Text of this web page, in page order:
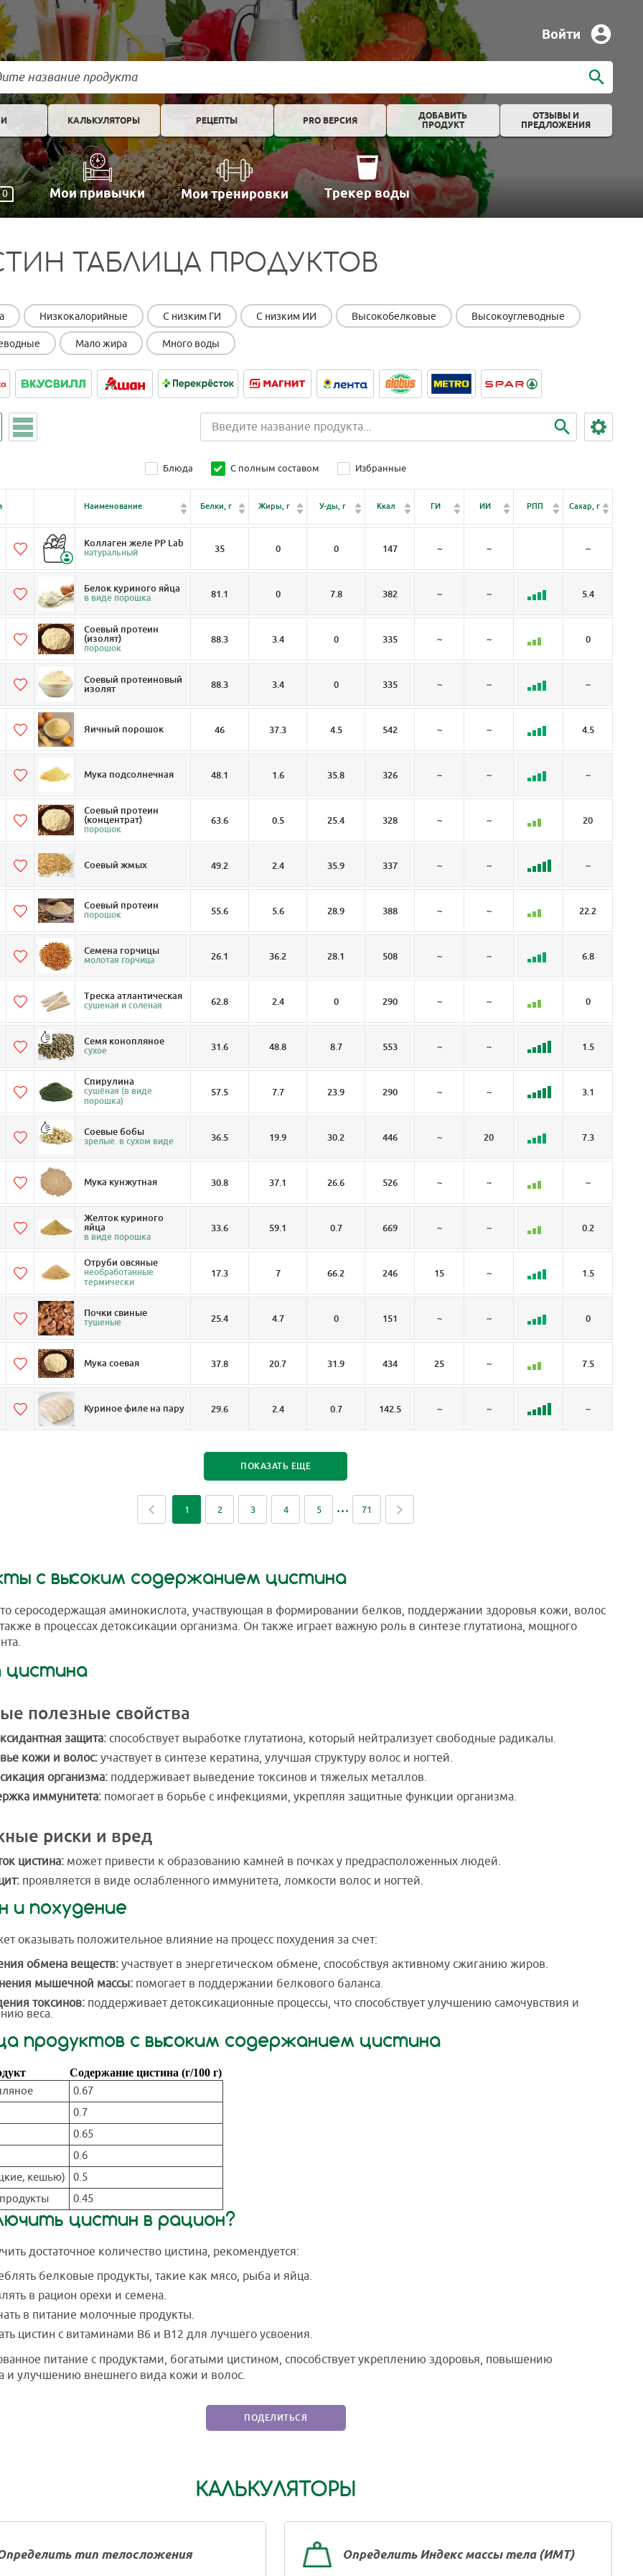
Войти
КАЛЬКУЛЯТОРЫ РЕЦЕПТЫ PRO ВЕРСИЯ
ДОБАВИТЬ
ПРОДУКТ
ОТЗЫВЫ И
ПРЕДЛОЖЕНИЯ
0 Мои привычки Мои тренировки Трекер воды
ТАБЛИЦА ПРОДУКТОВ
Низкокалорийные С низким ГИ С низким ИИ Высокобелковые Высокоуглеводные
Мало жира Много воды
Блюда С полным составом Избранные
Наименование Белки, г Жиры, г У-ды, г Ккал ГИ ИИ РПП Сахар, г
Коллаген желе PP Lab
натуральный 35 0 0 147 ~ ~ ~
Белок куриного яйца
в виде порошка 81.1 0 7.8 382 ~ ~ 5.4
Соевый протеин
(изолят)
порошок
88.3 3.4 0 335 ~ ~ 0
Соевый протеиновый
изолят 88.3 3.4 0 335 ~ ~ ~
Яичный порошок 46 37.3 4.5 542 ~ ~ 4.5
Мука подсолнечная 48.1 1.6 35.8 326 ~ ~ ~
Соевый протеин
(концентрат)
порошок
63.6 0.5 25.4 328 ~ ~ 20
Соевый жмых 49.2 2.4 35.9 337 ~ ~ ~
Соевый протеин
порошок 55.6 5.6 28.9 388 ~ ~ 22.2
Семена горчицы
молотая горчица 26.1 36.2 28.1 508 ~ ~ 6.8
Треска атлантическая
сушеная и соленая 62.8 2.4 0 290 ~ ~ 0
Семя конопляное
сухое 31.6 48.8 8.7 553 ~ ~ 1.5
Спирулина
сушёная (в виде
порошка)
57.5 7.7 23.9 290 ~ ~ 3.1
Соевые бобы
зрелые. в сухом виде 36.5 19.9 30.2 446 ~ 20 7.3
Мука кунжутная 30.8 37.1 26.6 526 ~ ~ ~
Желток куриного
яйца
в виде порошка
33.6 59.1 0.7 669 ~ ~ 0.2
Отруби овсяные
необработанные
термически
17.3 7 66.2 246 15 ~ 1.5
Почки свиные
тушеные 25.4 4.7 0 151 ~ ~ 0
Мука соевая 37.8 20.7 31.9 434 25 ~ 7.5
Куриное филе на пару 29.6 2.4 0.7 142.5 ~ ~ ~
ПОКАЗАТЬ ЕЩЕ
1 2 3 4 5 71
с высоким содержанием цистина
серосодержащая аминокислота, участвующая в формировании белков, поддержании здоровья кожи, волос
в процессах детоксикации организма. Он также играет важную роль в синтезе глутатиона, мощного
цистина
полезные свойства
защита:способствует выработке глутатиона, который нейтрализует свободные радикалы.
кожи и волос:участвует в синтезе кератина, улучшая структуру волос и ногтей.
организма: поддерживает выведение токсинов и тяжелых металлов.
иммунитета: помогает в борьбе с инфекциями, укрепляя защитные функции организма.
риски и вред
цистина: может привести к образованию камней в почках у предрасположенных людей.
проявляется в виде ослабленного иммунитета, ломкости волос и ногтей.
и похудение
оказывать положительное влияние на процесс похудения за счет:
обмена веществ:участвует в энергетическом обмене, способствуя активному сжиганию жиров.
мышечной массы: помогает в поддержании белкового баланса.
токсинов: поддерживает детоксикационные процессы, что способствует улучшению самочувствия и
веса.
продуктов с высоким содержанием цистина
Содержание цистина (г/100 г)
0.67
0.7
0.65
0.6
кешью)
0.5
0.45
цистин в рацион?
достаточное количество цистина, рекомендуется:
белковые продукты, такие как мясо, рыба и яйца.
в рацион орехи и семена.
в питание молочные продукты.
цистин с витаминами B6 и B12 для лучшего усвоения.
питание с продуктами, богатыми цистином, способствует укреплению здоровья, повышению
и улучшению внешнего вида кожи и волос.
ПОДЕЛИТЬСЯ
КАЛЬКУЛЯТОРЫ
тип телосложения Определить Индекс массы тела (ИМТ)